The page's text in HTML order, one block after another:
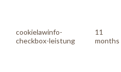
cookielawinfo-
checkbox-leistung
11
months